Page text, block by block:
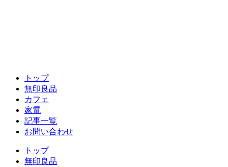
トップ
無印良品
カフェ
家電
記事一覧
お問い合わせ
トップ
無印良品